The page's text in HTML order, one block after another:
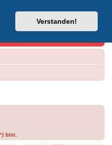
Verstanden!
Kabel-Helpdesk
bist.